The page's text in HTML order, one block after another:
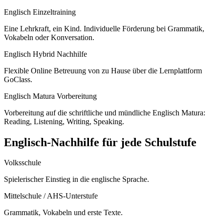
Englisch Einzeltraining
Eine Lehrkraft, ein Kind. Individuelle Förderung bei Grammatik,
Vokabeln oder Konversation.
Englisch Hybrid Nachhilfe
Flexible Online Betreuung von zu Hause über die Lernplattform
GoClass.
Englisch Matura Vorbereitung
Vorbereitung auf die schriftliche und mündliche Englisch Matura:
Reading, Listening, Writing, Speaking.
Englisch-Nachhilfe für jede Schulstufe
Volksschule
Spielerischer Einstieg in die englische Sprache.
Mittelschule / AHS-Unterstufe
Grammatik, Vokabeln und erste Texte.